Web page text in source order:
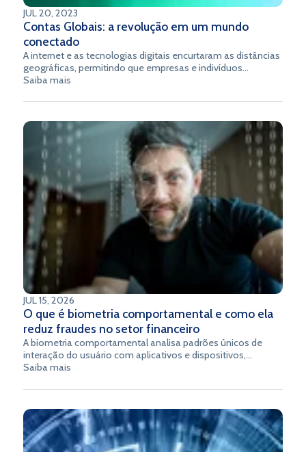
JUL 20, 2023
Contas Globais: a revolução em um mundo
conectado
A internet e as tecnologias digitais encurtaram as distâncias
geográficas, permitindo que empresas e indivíduos
estabeleçam conexões além das fronteiras tradicionais.
uma poderosa ferramenta para facilitar transações e
consigo desafios complexos.
Saiba mais
JUL 15, 2026
O que é biometria comportamental e como ela
reduz fraudes no setor financeiro
A biometria comportamental analisa padrões únicos de
interação do usuário com aplicativos e dispositivos,
identificando legitimidade ou anomalias em tempo real e
experiência.
Saiba mais